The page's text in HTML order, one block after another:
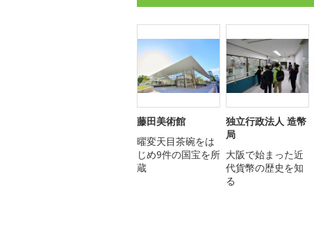
藤田美術館
曜変天目茶碗をは
じめ9件の国宝を所
蔵
独立行政法人 造幣
局
大阪で始まった近
代貨幣の歴史を知
る